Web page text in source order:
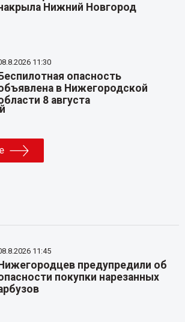
Нижний Новгород
11:30
опасность
в Нижегородской
8 августа
11:45
предупредили об
покупки нарезанных